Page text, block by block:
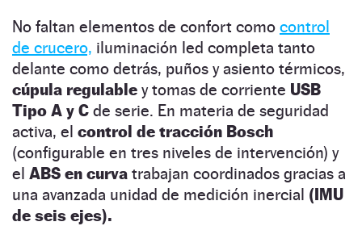
No faltan elementos de confort como control
de crucero, iluminación led completa tanto
delante como detrás, puños y asiento térmicos,
cúpula regulable y tomas de corriente USB
Tipo A y C de serie. En materia de seguridad
activa, el control de tracción Bosch
(configurable en tres niveles de intervención) y
el ABS en curva trabajan coordinados gracias a
una avanzada unidad de medición inercial (IMU
de seis ejes).